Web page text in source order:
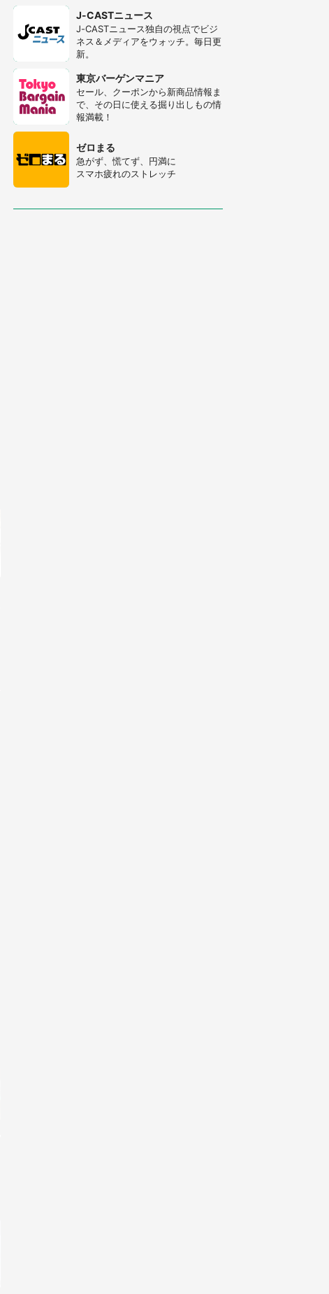
あまりにも四角すぎる猫、激写され
る 「これもう座布団だろ」「食パ
ンの耳」と1.4万人困惑
「修学旅行に途中参加する娘を送っ
て行ったら、真っ暗な道で遭難状
態。なんとか見つけた民家に助けを
求めると、住人の男性が...」
「孫にあげると思って、あなたにこ
れをあげる」 真夏の山道で見知ら
ぬお婆さんに握らされたもの（山口
県・30代女性）
J-CASTニュース
J-CASTニュース独自の視点でビジ
ネス＆メディアをウォッチ。毎日更
新。
東京バーゲンマニア
セール、クーポンから新商品情報ま
で、その日に使える掘り出しもの情
報満載！
ゼロまる
急がず、慌てず、円満に
スマホ疲れのストレッチ